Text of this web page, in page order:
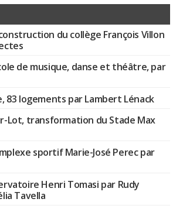
du collège François Villon
de musique, danse et théâtre, par
83 logements par Lambert Lénack
Lot, transformation du Stade Max
sportif Marie-José Perec par
Henri Tomasi par Rudy
Tavella